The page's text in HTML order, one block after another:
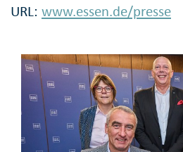
URL: www.essen.de/presse